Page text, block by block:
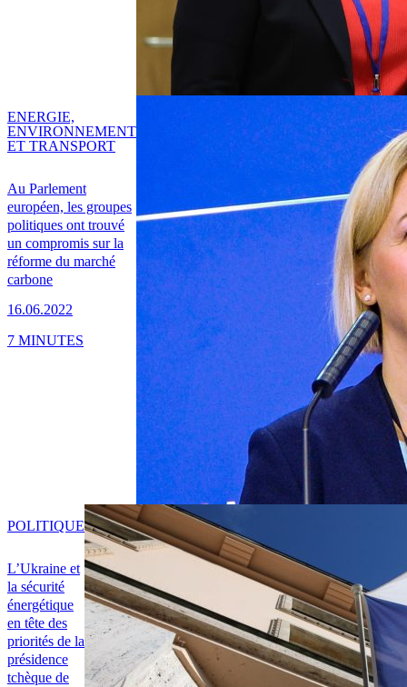
Au Parlement
européen, les groupes
politiques ont trouvé
un compromis sur la
réforme du marché
carbone
16.06.2022
ENERGIE,
ENVIRONNEMENT
ET TRANSPORT
7 MINUTES
L’Ukraine et
la sécurité
énergétique
en tête des
priorités de la
présidence
tchèque de
POLITIQUE